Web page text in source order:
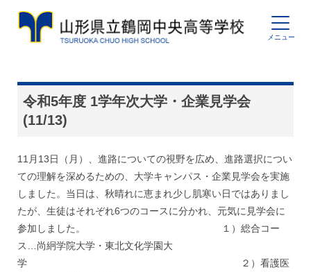
令和5年度 1学年次大学・企業見学会
(11/13)
11月13日（月）、進路についての視野を広め、進路選択につい
ての理解を深めるための、大学キャンパス・企業見学会を実施
しました。当日は、秋晴れに恵まれ少し肌寒い日ではありまし
たが、生徒はそれぞれ6つのコースに分かれ、元気に見学会に
参加しました。 １）総合コー
ス…尚絅学院大学・東北文化学園大
学 ２）看護医